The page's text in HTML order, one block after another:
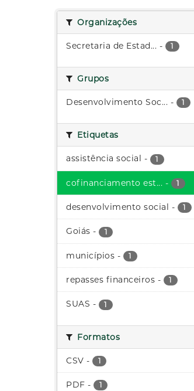
Organizações
Secretaria de Estad... - 1
Grupos
Desenvolvimento Soc... - 1
Etiquetas
assistência social - 1
cofinanciamento est... - 1
desenvolvimento social - 1
Goiás - 1
municípios - 1
repasses financeiros - 1
SUAS - 1
Formatos
CSV - 1
PDF - 1